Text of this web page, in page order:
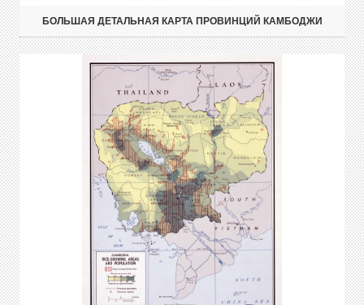
БОЛЬШАЯ ДЕТАЛЬНАЯ КАРТА ПРОВИНЦИЙ КАМБОДЖИ